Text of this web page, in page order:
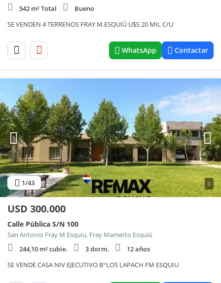
542 m² Total
Bueno
SE VENDEN 4 TERRENOS FRAY M.ESQUIÚ U$S 20 MIL C/U
WhatsApp Contactar
1/43 0
USD 300.000
Calle Pública S/N 100
San Antonio Fray M Esquiu, Fray Mamerto Esquiú
244,10 m² cubie.
3 dorm.
12 años
SE VENDE CASA NIV EJECUTIVO B°LOS LAPACH FM ESQUIU